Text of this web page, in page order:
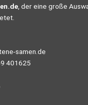
, der eine große
samen.de
401625